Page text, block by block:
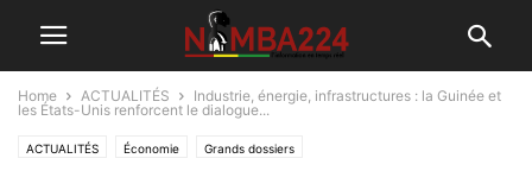
Home ACTUALITÉS
Industrie, énergie, infrastructures : la Guinée et
les États-Unis renforcent le dialogue...
ACTUALITÉS Économie Grands dossiers